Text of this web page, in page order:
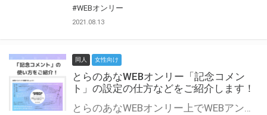
#WEBオンリー
2021.08.13
同人 女性向け
とらのあなWEBオンリー「記念コメン
ト」の設定の仕方などをご紹介します！
とらのあなWEBオンリー上でWEBアンソロジーが作成できる「記念コメント」について、その使い方や作成手順を解説します！ 支援タイプを「サークル参加型」「サークル参加型・マルシェ(イベント会場)機能付き」でお申し込みいただいている主催者様はぜひご活用ください♪ とらのあなWEBオンリーサイトはこちら